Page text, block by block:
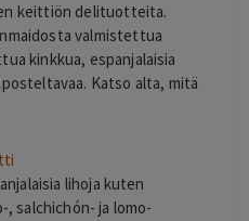
keittiön delituotteita.
valmistettua
kinkkua, espanjalaisia
Katso alta, mitä
lihoja kuten
salchichón- ja lomo-